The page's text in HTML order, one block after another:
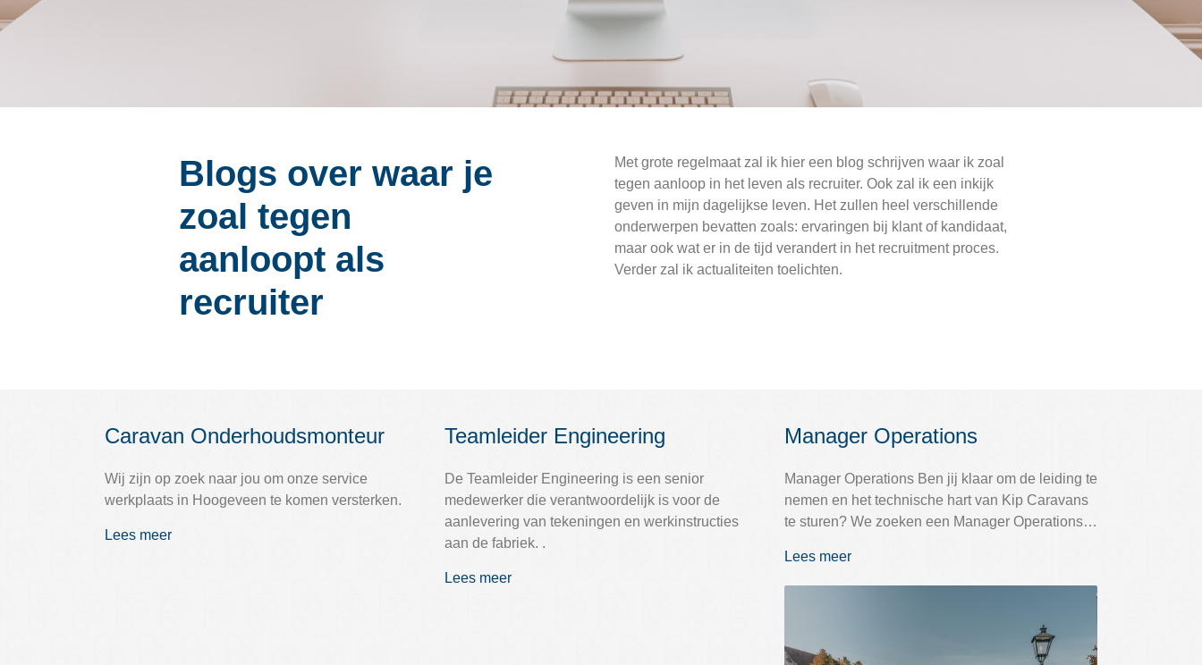
Blogs over waar je
zoal tegen
aanloopt als
recruiter
Met grote regelmaat zal ik hier een blog schrijven waar ik zoal
tegen aanloop in het leven als recruiter. Ook zal ik een inkijk
geven in mijn dagelijkse leven. Het zullen heel verschillende
onderwerpen bevatten zoals: ervaringen bij klant of kandidaat,
maar ook wat er in de tijd verandert in het recruitment proces.
Verder zal ik actualiteiten toelichten.
Caravan Onderhoudsmonteur
Wij zijn op zoek naar jou om onze service
werkplaats in Hoogeveen te komen versterken.
Lees meer
Teamleider Engineering
De Teamleider Engineering is een senior
medewerker die verantwoordelijk is voor de
aanlevering van tekeningen en werkinstructies
aan de fabriek. .
Lees meer
Manager Operations
Manager Operations Ben jij klaar om de leiding te
nemen en het technische hart van Kip Caravans
te sturen? We zoeken een Manager Operations…
Lees meer